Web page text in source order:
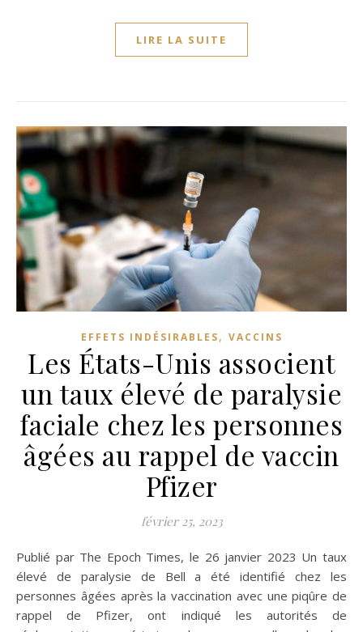
LIRE LA SUITE
EFFETS INDÉSIRABLES, VACCINS
Les États-Unis associent
un taux élevé de paralysie
faciale chez les personnes
âgées au rappel de vaccin
Pfizer
février 25, 2023
Publié par The Epoch Times, le 26 janvier 2023 Un taux
élevé de paralysie de Bell a été identifié chez les
personnes âgées après la vaccination avec une piqûre de
rappel de Pfizer, ont indiqué les autorités de